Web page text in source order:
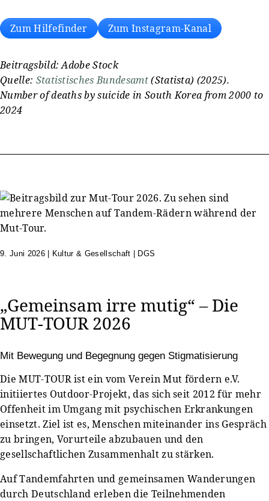
Zum Hilfefinder Zum Instagram-Kanal
Beitragsbild: Adobe Stock
Quelle: Statistisches Bundesamt(Statista) (2025).
Number of deaths by suicide in South Korea from 2000 to
2024
9. Juni 2026| Kultur & Gesellschaft | DGS
„Gemeinsam irre mutig“ – Die
MUT-TOUR 2026
Mit Bewegung und Begegnung gegen Stigmatisierung
Die MUT-TOUR ist ein vom Verein Mut fördern e.V.
initiiertes Outdoor-Projekt, das sich seit 2012 für mehr
Offenheit im Umgang mit psychischen Erkrankungen
einsetzt. Ziel ist es, Menschen miteinander ins Gespräch
zu bringen, Vorurteile abzubauen und den
gesellschaftlichen Zusammenhalt zu stärken.
Auf Tandemfahrten und gemeinsamen Wanderungen
durch Deutschland erleben die Teilnehmenden